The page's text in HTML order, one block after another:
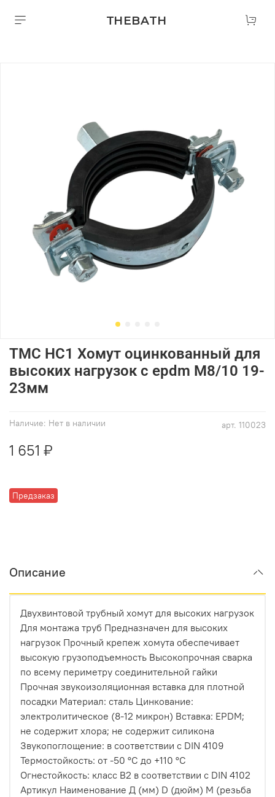
THEBATH
арт. 110023
Наличие: Нет в наличии
Предзаказ
ТМС НС1 Хомут оцинкованный для
высоких нагрузок с epdm M8/10 19-
23мм
1 651 ₽
Описание
Двухвинтовой трубный хомут для высоких нагрузок
Для монтажа труб Предназначен для высоких
нагрузок Прочный крепеж хомута обеспечивает
высокую грузоподъемность Высокопрочная сварка
по всему периметру соединительной гайки
Прочная звукоизоляционная вставка для плотной
посадки Материал: сталь Цинкование:
электролитическое (8-12 микрон) Вставка: EPDM;
не содержит хлора; не содержит силикона
Звукопоглощение: в соответствии с DIN 4109
Термостойкость: от -50 °C до +110 °C
Огнестойкость: класс B2 в соответствии с DIN 4102
Артикул Наименование Д (мм) D (дюйм) М (резьба